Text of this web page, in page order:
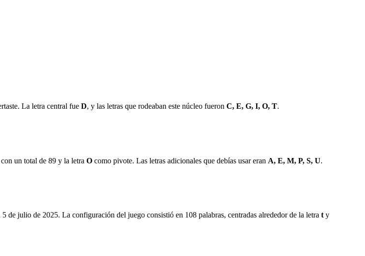
La letra central fue D, y las letras que rodeaban este núcleo fueron C, E, G, I, O, T.
con un total de 89 y la letra O como pivote. Las letras adicionales que debías usar eran A, E, M, P, S, U.
5 de julio de 2025. La configuración del juego consistió en 108 palabras, centradas alrededor de la letra t y